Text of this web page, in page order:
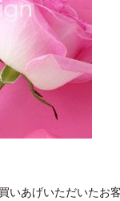
買いあげいただいた